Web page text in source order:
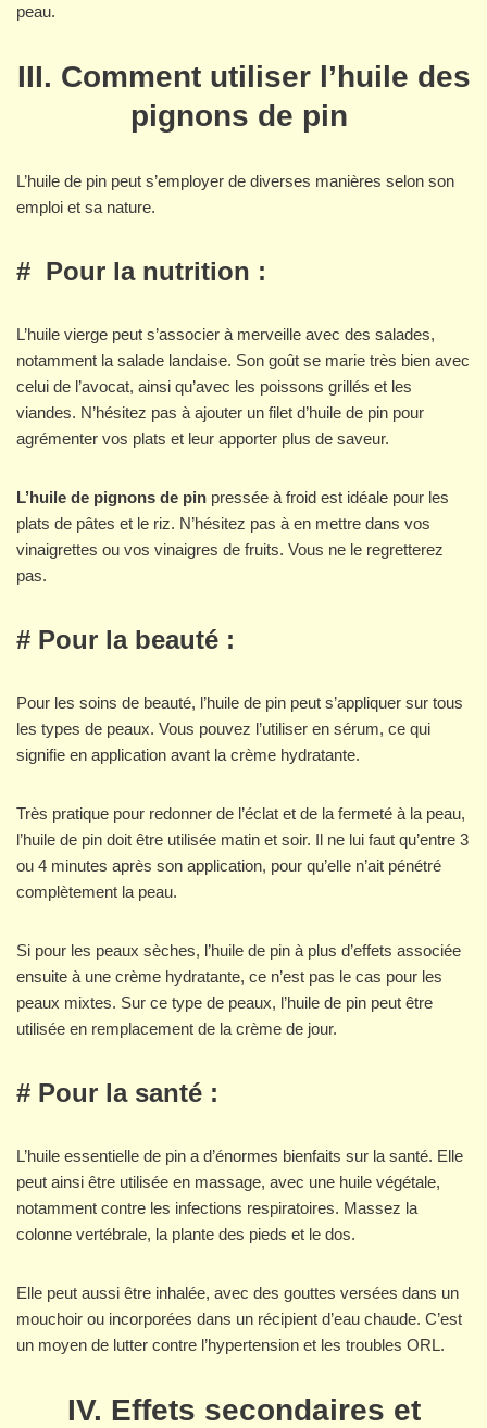
peau.
III. Comment utiliser l’huile des
pignons de pin
L’huile de pin peut s’employer de diverses manières selon son
emploi et sa nature.
# Pour la nutrition :
L’huile vierge peut s’associer à merveille avec des salades,
notamment la salade landaise. Son goût se marie très bien avec
celui de l’avocat, ainsi qu’avec les poissons grillés et les
viandes. N’hésitez pas à ajouter un filet d’huile de pin pour
agrémenter vos plats et leur apporter plus de saveur.
L’huile de pignons de pin pressée à froid est idéale pour les
plats de pâtes et le riz. N’hésitez pas à en mettre dans vos
vinaigrettes ou vos vinaigres de fruits. Vous ne le regretterez
pas.
# Pour la beauté :
Pour les soins de beauté, l’huile de pin peut s’appliquer sur tous
les types de peaux. Vous pouvez l’utiliser en sérum, ce qui
signifie en application avant la crème hydratante.
Très pratique pour redonner de l’éclat et de la fermeté à la peau,
l’huile de pin doit être utilisée matin et soir. Il ne lui faut qu’entre 3
ou 4 minutes après son application, pour qu’elle n’ait pénétré
complètement la peau.
Si pour les peaux sèches, l’huile de pin à plus d’effets associée
ensuite à une crème hydratante, ce n’est pas le cas pour les
peaux mixtes. Sur ce type de peaux, l’huile de pin peut être
utilisée en remplacement de la crème de jour.
# Pour la santé :
L’huile essentielle de pin a d’énormes bienfaits sur la santé. Elle
peut ainsi être utilisée en massage, avec une huile végétale,
notamment contre les infections respiratoires. Massez la
colonne vertébrale, la plante des pieds et le dos.
Elle peut aussi être inhalée, avec des gouttes versées dans un
mouchoir ou incorporées dans un récipient d’eau chaude. C’est
un moyen de lutter contre l’hypertension et les troubles ORL.
IV. Effets secondaires et